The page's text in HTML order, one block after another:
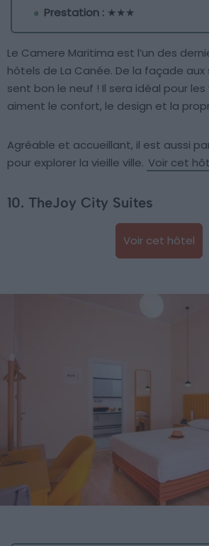
Prestation : ★★★
Le Camere Maritima est l’un des
hôtels de La Canée. De la façade aux
sent bon le neuf ! Il sera idéal pour
aiment le confort, le design et la
Agréable et accueillant, il est aussi
pour explorer la vieille ville. Voir cet
10. TheJoy City Suites
Voir cet hôtel